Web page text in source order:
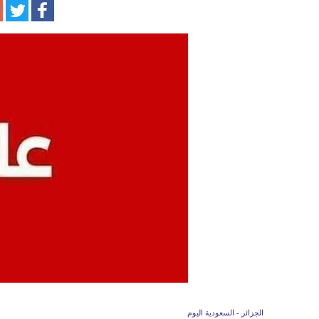
الجزائر - السعودية اليوم